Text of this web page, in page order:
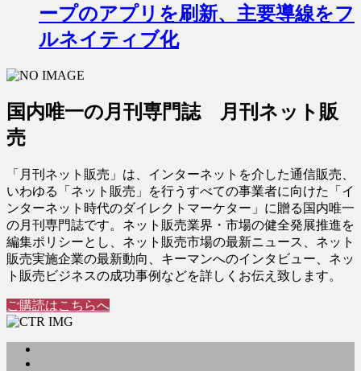
ープのアプリを刷新、主要導線をフ
ルネイティブ化
国内唯一の月刊専門誌 月刊ネット販
売
「月刊ネット販売」は、インターネットを介した通信販売、
いわゆる「ネット販売」を行うすべての事業者に向けた「イ
ンターネット時代のダイレクトマーケター」に贈る国内唯一
の月刊専門誌です。ネット販売業界・市場の健全発展推進を
編集ポリシーとし、ネット販売市場の最新ニュース、ネット
販売実施企業の最新動向、キーマンへのインタビュー、ネッ
ト販売ビジネスの成功事例などを詳しくお伝え致します。
ご購読はこちらへ